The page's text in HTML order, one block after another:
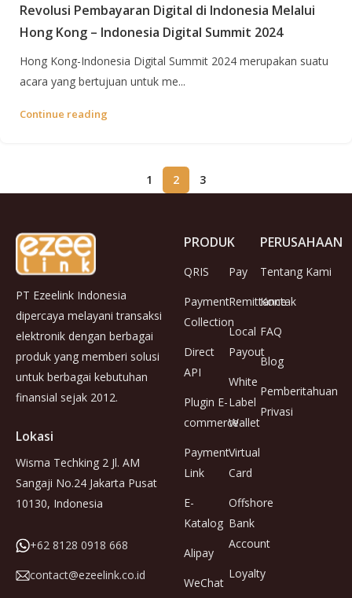
Revolusi Pembayaran Digital di Indonesia Melalui
Hong Kong – Indonesia Digital Summit 2024
Hong Kong-Indonesia Digital Summit 2024 merupakan suatu
acara yang bertujuan untuk me...
Continue reading
1 2 3
PT Ezeelink Indonesia
dipercaya melayani transaksi
elektronik dengan berbagai
produk yang memberi solusi
untuk berbagai kebutuhan
finansial sejak 2012.
Lokasi
Wisma Techking 2 Jl. AM
Sangaji No.24 Jakarta Pusat
10130, Indonesia
+62 8128 0918 668
contact@ezeelink.co.id
PRODUK
QRIS
Payment
Collection
Direct
API
Plugin E-
commerce
Payment
Link
E-
Katalog
Alipay
WeChat
Pay
Remittance
Local
Payout
White
Label
Wallet
Virtual
Card
Offshore
Bank
Account
Loyalty
PERUSAHAAN
Tentang Kami
Kontak
FAQ
Blog
Pemberitahuan
Privasi